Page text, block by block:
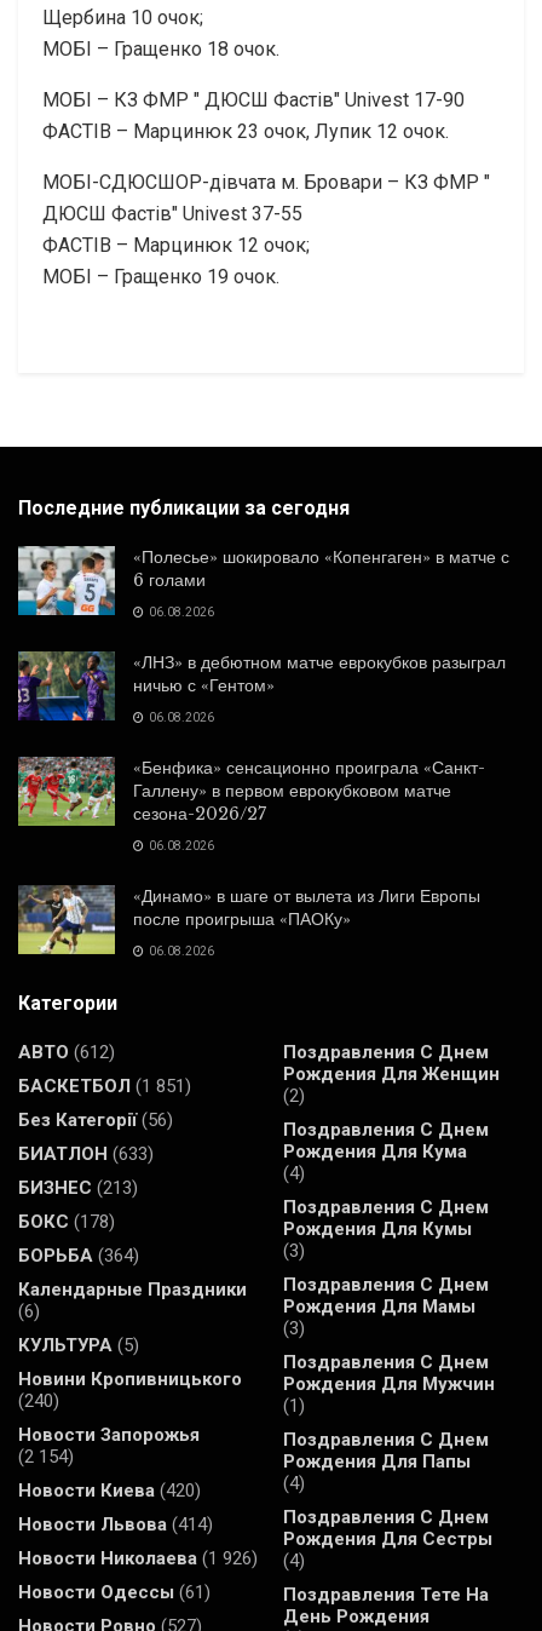
Щербина 10 очок;
МОБІ – Гращенко 18 очок.
МОБІ – КЗ ФМР " ДЮСШ Фастiв" Univest 17-90
ФАСТІВ – Марцинюк 23 очок, Лупик 12 очок.
МОБІ-СДЮСШОР-дівчата м. Бровари – КЗ ФМР "
ДЮСШ Фастiв" Univest 37-55
ФАСТІВ – Марцинюк 12 очок;
МОБІ – Гращенко 19 очок.
Последние публикации за сегодня
«Полесье» шокировало «Копенгаген» в матче с
6 голами
06.08.2026
«ЛНЗ» в дебютном матче еврокубков разыграл
ничью с «Гентом»
06.08.2026
«Бенфика» сенсационно проиграла «Санкт-
Галлену» в первом еврокубковом матче
сезона-2026/27
06.08.2026
«Динамо» в шаге от вылета из Лиги Европы
после проигрыша «ПАОКу»
06.08.2026
Категории
АВТО (612)
БАСКЕТБОЛ (1 851)
Без Категорії(56)
БИАТЛОН (633)
БИЗНЕС (213)
БОКС (178)
БОРЬБА (364)
Календарные Праздники
(6)
КУЛЬТУРА (5)
Новини Кропивницького
(240)
Новости Запорожья
(2 154)
Новости Киева (420)
Новости Львова (414)
Новости Николаева (1 926)
Новости Одессы (61)
Новости Ровно (527)
Поздравления С Днем
Рождения Для Женщин
(2)
Поздравления С Днем
Рождения Для Кума
(4)
Поздравления С Днем
Рождения Для Кумы
(3)
Поздравления С Днем
Рождения Для Мамы
(3)
Поздравления С Днем
Рождения Для Мужчин
(1)
Поздравления С Днем
Рождения Для Папы
(4)
Поздравления С Днем
Рождения Для Сестры
(4)
Поздравления Тете На
День Рождения